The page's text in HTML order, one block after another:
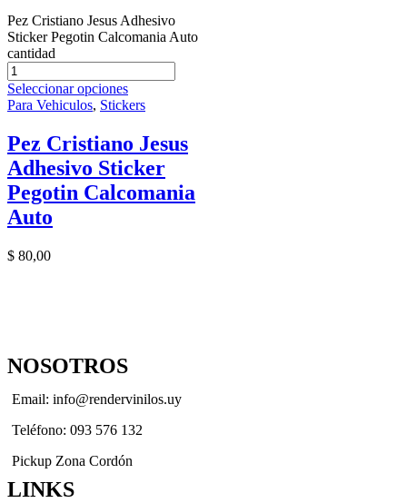
Pez Cristiano Jesus Adhesivo
Sticker Pegotin Calcomania Auto
cantidad
Seleccionar opciones
Para Vehiculos, Stickers
Pez Cristiano Jesus
Adhesivo Sticker
Pegotin Calcomania
Auto
$ 80,00
NOSOTROS
Email: info@rendervinilos.uy
Teléfono: 093 576 132
Pickup Zona Cordón
LINKS